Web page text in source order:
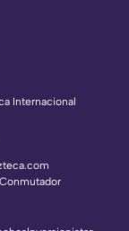
Internacional